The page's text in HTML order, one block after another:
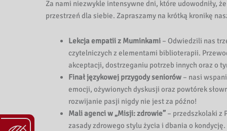
t
e
k
i
P
e
Za nami niezwykle intensywne dni, które udowodniły,
przestrzeń dla siebie. Zapraszamy na krótką kronikę
Lekcja empatii z Muminkami– Odwiedzili nas
czytelniczych z elementami biblioterapii.
akceptacji, dostrzeganiu potrzeb innych oraz o
Finał językowej przygody seniorów– nasi
emocji, ożywionych dyskusji oraz powtórek
rozwijanie pasji nigdy nie jest za późno!
Mali agenci w „Misji: zdrowie”– przedszkolaki z
zasady zdrowego stylu życia i dbania o kondycję.